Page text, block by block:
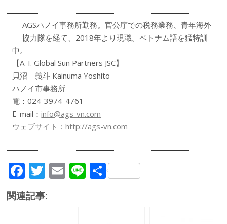
AGSハノイ事務所勤務。官公庁での税務業務、青年海外
協力隊を経て、2018年より現職。ベトナム語を猛特訓
中。
【A. I. Global Sun Partners JSC】
貝沼 義斗 Kainuma Yoshito
ハノイ市事務所
電：024-3974-4761
E-mail：info@ags-vn.com
ウェブサイト：http://ags-vn.com
F
ac
e
T
itt
E Li 共
関連記事: